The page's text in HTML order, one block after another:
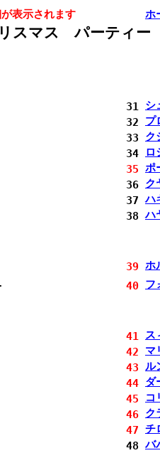
表示されます ホ
リスマス パーテ
31
シ
32
プ
33
ク
34
ロ
35 ポ
36 ク
37 ハ
38 ハ
39 ホ
40 フ
41
ス
42
マ
43
ル
44 ダ
45
コ
46 ク
47 チ
48 バ